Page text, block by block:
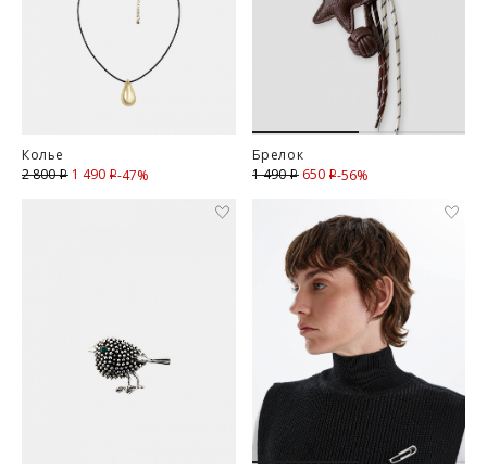
Колье
2 800i 1 490 iСкидка
-47%
Брелок
1 490i 650 iСкидка
-56%